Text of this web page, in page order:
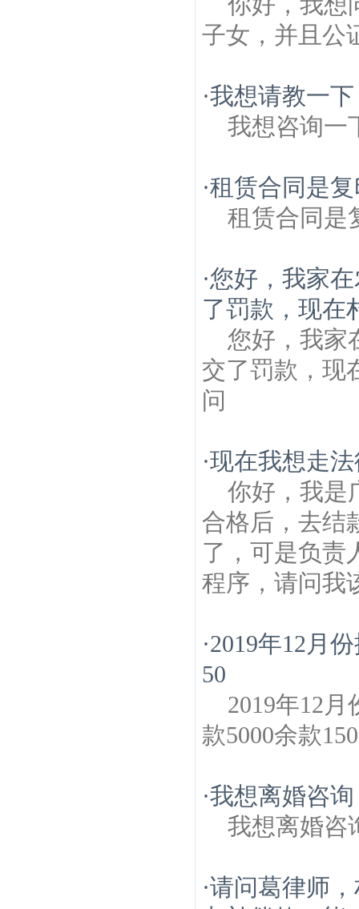
子女，并且公
·我想请教一
我想咨询一
·租赁合同是
租赁合同是
·您好，我家
了罚款，现在
您好，我家
交了罚款，现
问
·现在我想走
你好，我是
合格后，去结
了，可是负责
程序，请问我
·2019年12月
50
2019年12
款5000余款
·我想离婚咨
我想离婚咨
·请问葛律师